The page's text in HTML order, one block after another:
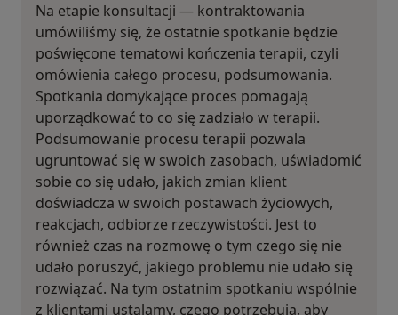
Na etapie konsultacji — kontraktowania
umówiliśmy się, że ostatnie spotkanie będzie
poświęcone tematowi kończenia terapii, czyli
omówienia całego procesu, podsumowania.
Spotkania domykające proces pomagają
uporządkować to co się zadziało w terapii.
Podsumowanie procesu terapii pozwala
ugruntować się w swoich zasobach, uświadomić
sobie co się udało, jakich zmian klient
doświadcza w swoich postawach życiowych,
reakcjach, odbiorze rzeczywistości. Jest to
również czas na rozmowę o tym czego się nie
udało poruszyć, jakiego problemu nie udało się
rozwiązać. Na tym ostatnim spotkaniu wspólnie
z klientami ustalamy, czego potrzebują, aby